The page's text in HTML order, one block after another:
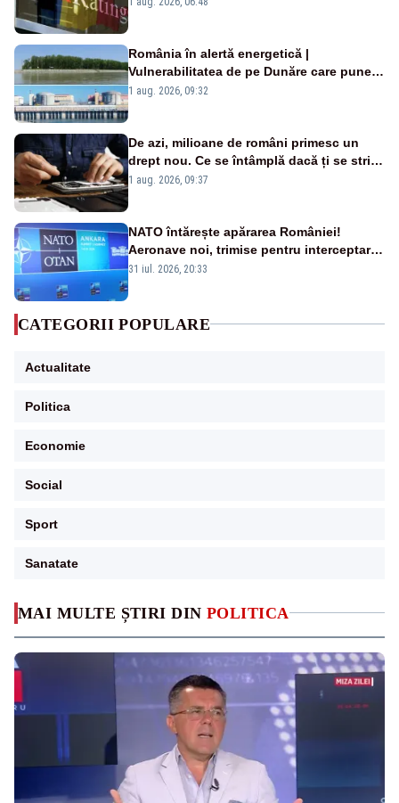
MAI MULTE ȘTIRI DIN POLITICA
România în alertă energetică |
Vulnerabilitatea de pe Dunăre care pune
în pericol Centrala Cernavodă era
1 aug. 2026, 09:32
De azi, milioane de români primesc un
drept nou. Ce se întâmplă dacă ți se strică
un produs
1 aug. 2026, 09:37
NATO întărește apărarea României!
Aeronave noi, trimise pentru interceptarea
și distrugerea dronelor
31 iul. 2026, 20:33
CATEGORII POPULARE
Actualitate
Politica
Economie
Social
Sport
Sanatate